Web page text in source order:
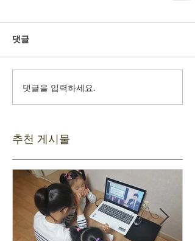
댓글
댓글을 입력하세요.
추천 게시물